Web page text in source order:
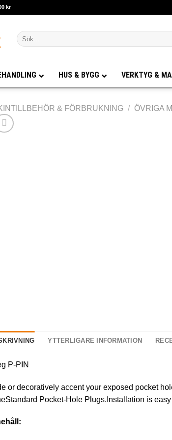
kr
Sök
efter:
HUS & BYGG VERKTYG &
& FÖRBRUKNING / ÖVRIGA
YTTERLIGARE INFORMATION
P-PIN
or decoratively accent your exposed pocket
Pocket-Hole Plugs.Installation is